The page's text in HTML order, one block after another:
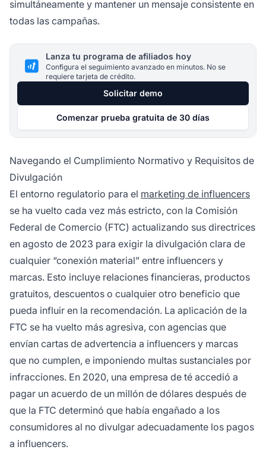
simultáneamente y mantener un mensaje consistente en
todas las campañas.
Lanza tu programa de afiliados hoy
Configura el seguimiento avanzado en minutos. No se
requiere tarjeta de crédito.
Solicitar demo
Comenzar prueba gratuita de 30 días
Navegando el Cumplimiento Normativo y Requisitos de
Divulgación
El entorno regulatorio para el marketing de influencers
se ha vuelto cada vez más estricto, con la Comisión
Federal de Comercio (FTC) actualizando sus directrices
en agosto de 2023 para exigir la divulgación clara de
cualquier “conexión material” entre influencers y
marcas. Esto incluye relaciones financieras, productos
gratuitos, descuentos o cualquier otro beneficio que
pueda influir en la recomendación. La aplicación de la
FTC se ha vuelto más agresiva, con agencias que
envían cartas de advertencia a influencers y marcas
que no cumplen, e imponiendo multas sustanciales por
infracciones. En 2020, una empresa de té accedió a
pagar un acuerdo de un millón de dólares después de
que la FTC determinó que había engañado a los
consumidores al no divulgar adecuadamente los pagos
a influencers.